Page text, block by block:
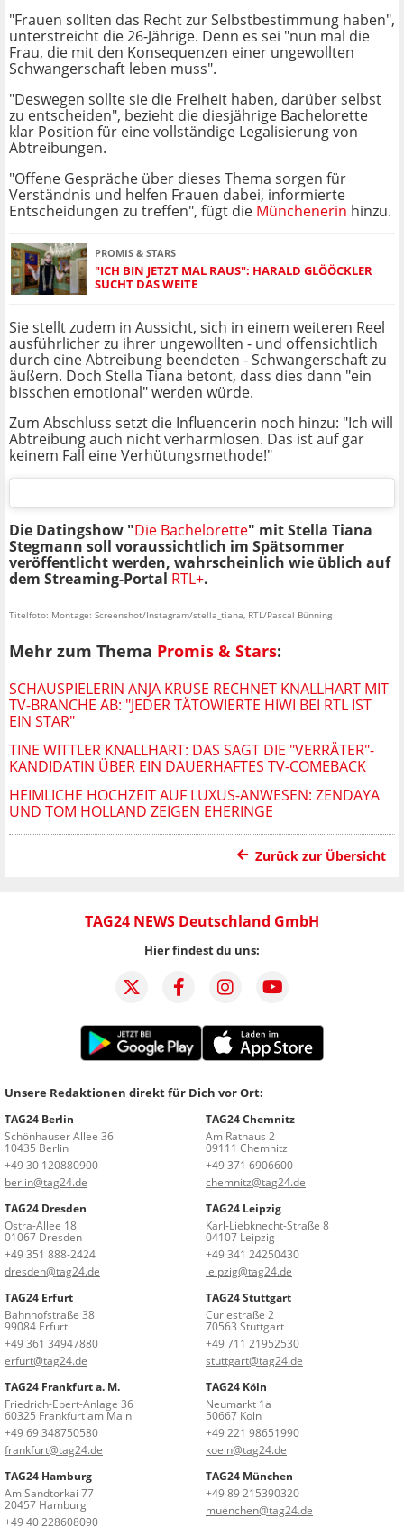
"Frauen sollten das Recht zur Selbstbestimmung haben",
unterstreicht die 26-Jährige. Denn es sei "nun mal die
Frau, die mit den Konsequenzen einer ungewollten
Schwangerschaft leben muss".
"Deswegen sollte sie die Freiheit haben, darüber selbst
zu entscheiden", bezieht die diesjährige Bachelorette
klar Position für eine vollständige Legalisierung von
Abtreibungen.
"Offene Gespräche über dieses Thema sorgen für
Verständnis und helfen Frauen dabei, informierte
Entscheidungen zu treffen", fügt die Münchenerin hinzu.
PROMIS & STARS
"ICH BIN JETZT MAL RAUS": HARALD GLÖÖCKLER
SUCHT DAS WEITE
Sie stellt zudem in Aussicht, sich in einem weiteren Reel
ausführlicher zu ihrer ungewollten - und offensichtlich
durch eine Abtreibung beendeten - Schwangerschaft zu
äußern. Doch Stella Tiana betont, dass dies dann "ein
bisschen emotional" werden würde.
Zum Abschluss setzt die Influencerin noch hinzu: "Ich will
Abtreibung auch nicht verharmlosen. Das ist auf gar
keinem Fall eine Verhütungsmethode!"
Die Datingshow "Die Bachelorette" mit Stella Tiana
Stegmann soll voraussichtlich im Spätsommer
veröffentlicht werden, wahrscheinlich wie üblich auf
dem Streaming-Portal RTL+.
Titelfoto: Montage: Screenshot/Instagram/stella_tiana, RTL/Pascal Bünning
Mehr zum Thema Promis & Stars:
SCHAUSPIELERIN ANJA KRUSE RECHNET KNALLHART MIT
TV-BRANCHE AB: "JEDER TÄTOWIERTE HIWI BEI RTL IST
EIN STAR"
TINE WITTLER KNALLHART: DAS SAGT DIE "VERRÄTER"-
KANDIDATIN ÜBER EIN DAUERHAFTES TV-COMEBACK
HEIMLICHE HOCHZEIT AUF LUXUS-ANWESEN: ZENDAYA
UND TOM HOLLAND ZEIGEN EHERINGE
Zurück zur Übersicht
TAG24 NEWS Deutschland GmbH
Hier findest du uns:
Unsere Redaktionen direkt für Dich vor Ort:
TAG24 Berlin
Schönhauser Allee 36
10435 Berlin
+49 30 120880900
berlin@tag24.de
TAG24 Chemnitz
Am Rathaus 2
09111 Chemnitz
+49 371 6906600
chemnitz@tag24.de
TAG24 Dresden
Ostra-Allee 18
01067 Dresden
+49 351 888-2424
dresden@tag24.de
TAG24 Leipzig
Karl-Liebknecht-Straße 8
04107 Leipzig
+49 341 24250430
leipzig@tag24.de
TAG24 Erfurt
Bahnhofstraße 38
99084 Erfurt
+49 361 34947880
erfurt@tag24.de
TAG24 Stuttgart
Curiestraße 2
70563 Stuttgart
+49 711 21952530
stuttgart@tag24.de
TAG24 Frankfurt a. M.
Friedrich-Ebert-Anlage 36
60325 Frankfurt am Main
+49 69 348750580
frankfurt@tag24.de
TAG24 Köln
Neumarkt 1a
50667 Köln
+49 221 98651990
koeln@tag24.de
TAG24 Hamburg
Am Sandtorkai 77
20457 Hamburg
+49 40 228608090
TAG24 München
+49 89 215390320
muenchen@tag24.de